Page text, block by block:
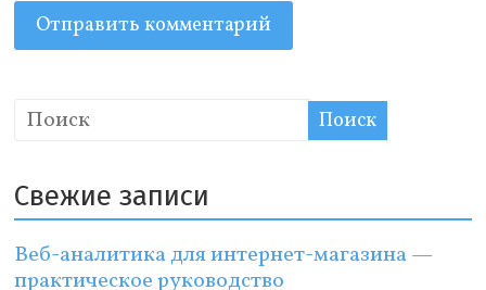
Свежие записи
Веб-аналитика для интернет-магазина —
практическое руководство